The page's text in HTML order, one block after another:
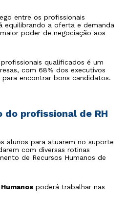
entre os profissionais
equilibrando a oferta e demanda
poder de negociação aos
qualificados é um
com 68% dos executivos
encontrar bons candidatos.
do profissional de RH
alunos para atuarem no suporte
com diversas rotinas
de Recursos Humanos de
poderá trabalhar nas